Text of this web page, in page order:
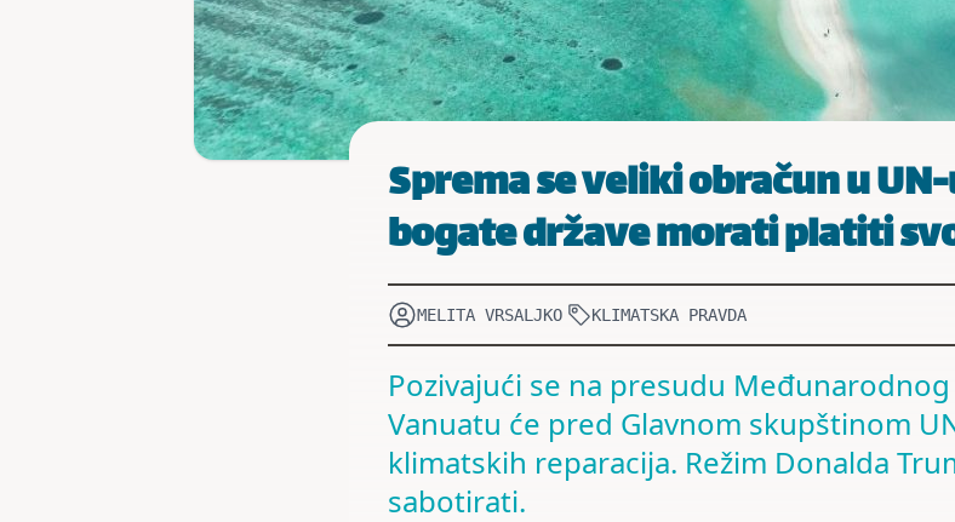
Sprema se veliki obračun u
bogate države morati platiti
MELITA VRSALJKO KLIMATSKA PRAVDA
Pozivajući se na presudu
Vanuatu će pred Glavnom skupštinom
klimatskih reparacija. Režim Donalda
sabotirati.